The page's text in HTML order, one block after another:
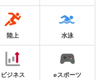
陸上 水泳
ビジネス eスポーツ